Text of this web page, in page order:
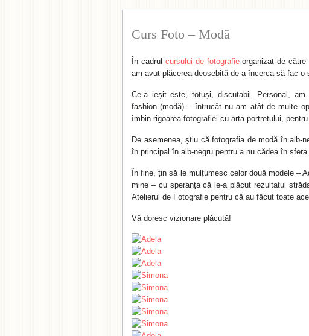
Curs Foto – Modă
În cadrul cursului de fotografieorganizat de către
am avut plăcerea deosebită de a încerca să fac o
Ce-a ieșit este, totuși, discutabil. Personal,
fashion (modă) – întrucât nu am atât de multe
îmbin rigoarea fotografiei cu arta portretului,
De asemenea, știu că fotografia de modă în alb-
în principal în alb-negru pentru a nu cădea în
În fine, țin să le mulțumesc celor două modele –
mine – cu speranța că le-a plăcut rezultatul
Atelierul de Fotografie pentru că au făcut toate
Vă doresc vizionare plăcută!